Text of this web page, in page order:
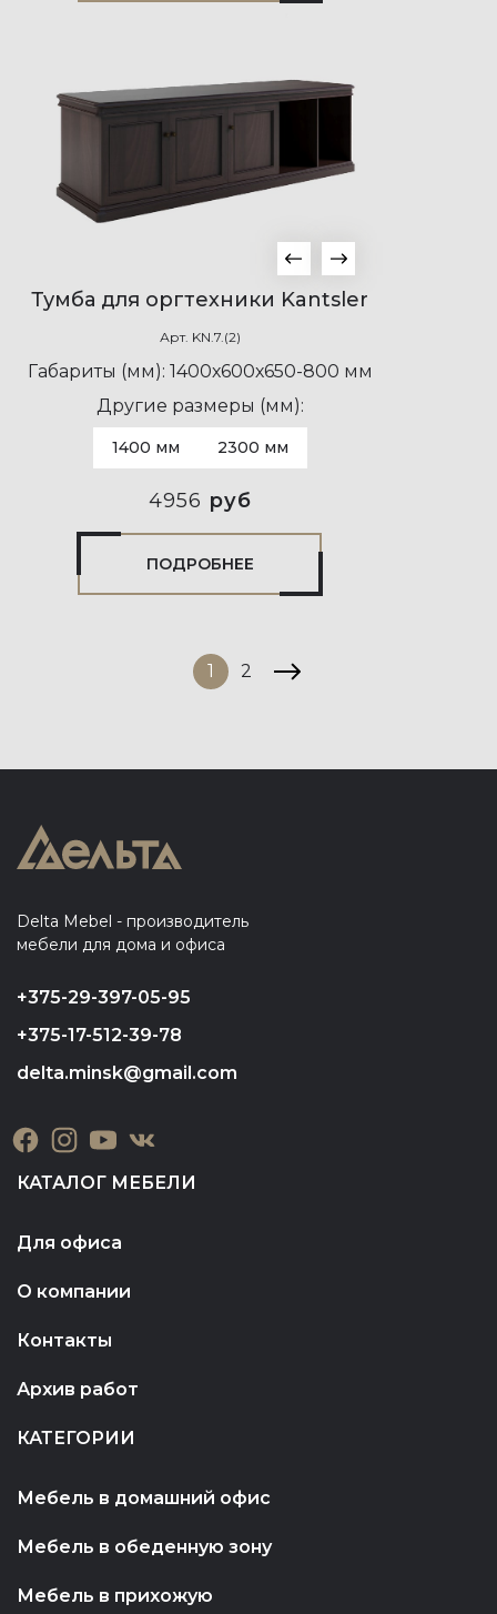
Тумба для оргтехники Kantsler
Арт. KN.7.(2)
Габариты (мм): 1400х600х650-800 мм
Другие размеры (мм):
1400 мм 2300 мм
4956 руб
ПОДРОБНЕЕ
1 2
Delta Mebel - производитель
мебели для дома и офиса
+375-29-397-05-95
+375-17-512-39-78
delta.minsk@gmail.com
КАТАЛОГ МЕБЕЛИ
Для офиса
О компании
Контакты
Архив работ
КАТЕГОРИИ
Мебель в домашний офис
Мебель в обеденную зону
Мебель в прихожую